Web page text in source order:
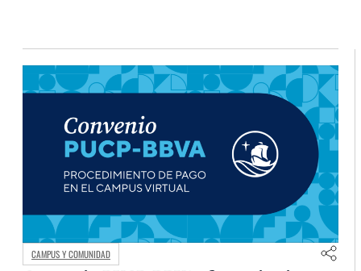
CAMPUS Y COMUNIDAD